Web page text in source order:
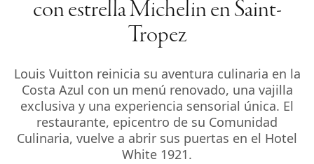
con estrella Michelin en Saint-
Tropez
Louis Vuitton reinicia su aventura culinaria en la
Costa Azul con un menú renovado, una vajilla
exclusiva y una experiencia sensorial única. El
restaurante, epicentro de su Comunidad
Culinaria, vuelve a abrir sus puertas en el Hotel
White 1921.